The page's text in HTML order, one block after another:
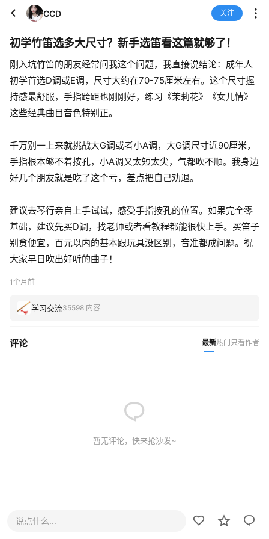
CCD 关注
初学竹笛选多大尺寸？新手选笛看这篇就够了！
刚入坑竹笛的朋友经常问我这个问题，我直接说结论：成年人
初学首选D调或E调，尺寸大约在70-75厘米左右。这个尺寸握
持感最舒服，手指跨距也刚刚好，练习《茉莉花》《女儿情》
这些经典曲目音色特别正。
千万别一上来就挑战大G调或者小A调，大G调尺寸近90厘米，
手指根本够不着按孔，小A调又太短太尖，气都吹不顺。我身边
好几个朋友就是吃了这个亏，差点把自己劝退。
建议去琴行亲自上手试试，感受手指按孔的位置。如果完全零
基础，建议先买D调，找老师或者看教程都能很快上手。买笛子
别贪便宜，百元以内的基本跟玩具没区别，音准都成问题。祝
大家早日吹出好听的曲子！
1个月前
学习交流35598 内容
评论 最新热门 只看作者
暂无评论，快来抢沙发~
说点什么...